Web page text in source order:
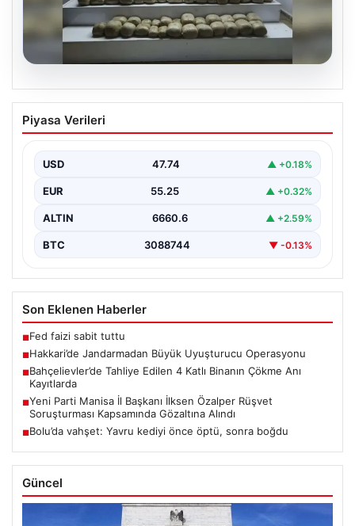
07.08.2026
Hakkari’de Jandarmadan Büyük
Uyuşturucu Operasyonu
gerçekleştirilen başarılı bir operasyonda, yüklü miktarda
esrar ele geçirildi.…
Piyasa Verileri
USD 47.74 ▲ +0.18%
EUR 55.25 ▲ +0.32%
ALTIN 6660.6 ▲ +2.59%
BTC 3088744 ▼ -0.13%
Son Eklenen Haberler
■Fed faizi sabit tuttu
■Hakkari’de Jandarmadan Büyük Uyuşturucu Operasyonu
■Bahçelievler’de Tahliye Edilen 4 Katlı Binanın Çökme Anı
Kayıtlarda
■Yeni Parti Manisa İl Başkanı İlksen Özalper Rüşvet
Soruşturması Kapsamında Gözaltına Alındı
■Bolu’da vahşet: Yavru kediyi önce öptü, sonra boğdu
Güncel